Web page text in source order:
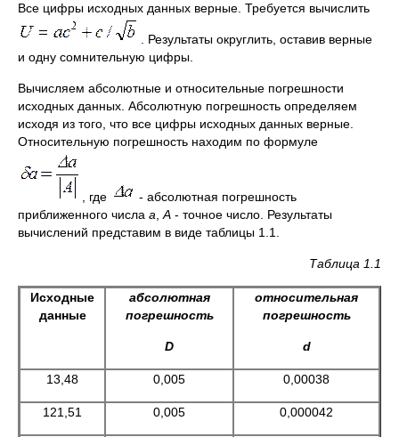
Все цифры исходных данных верные. Требуется вычислить
. Результаты округлить, оставив верные
и одну сомнительную цифры.
Вычисляем абсолютные и относительные погрешности
исходных данных. Абсолютную погрешность определяем
исходя из того, что все цифры исходных данных верные.
Относительную погрешность находим по формуле
, где
- абсолютная погрешность
приближенного числа а А - точное число. Результаты
вычислений представим в виде таблицы 1.1.
Таблица 1.1
Исходные
данные
абсолютная
погрешность
D
относительная
погрешность
d
13,48 0,005 0,00038
121,51 0,005 0,000042